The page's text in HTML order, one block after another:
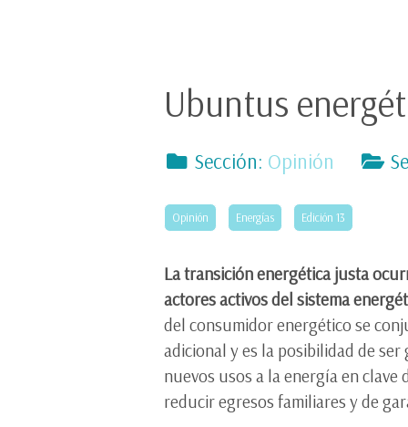
Ubuntus
Sección: Opinión
Opinión Energías Edición 13
La transición energética justa
actores activos del sistema
del consumidor energético se
adicional y es la posibilidad de
nuevos usos a la energía en
reducir egresos familiares y de